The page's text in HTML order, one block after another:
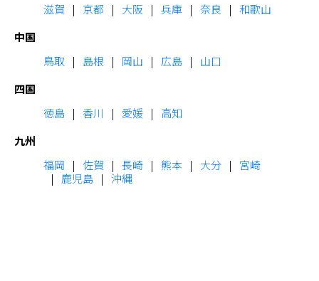
滋賀
京都 大阪 兵庫 奈良
和歌山
中国
鳥取
島根 岡山 広島
山口
四国
徳島
香川 愛媛
高知
九州
福岡
佐賀 長崎 熊本 大分
宮崎
鹿児島
沖縄